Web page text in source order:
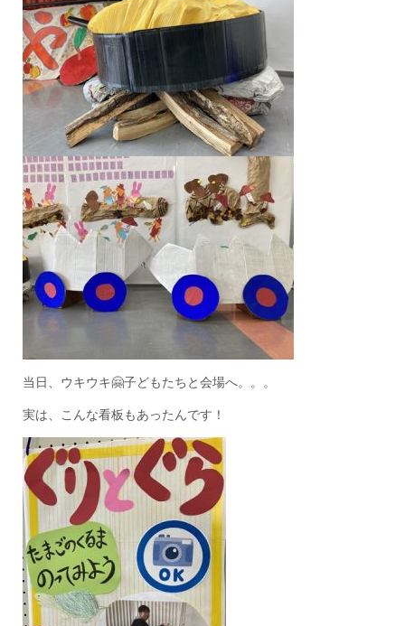
当日、ウキウキ🤗子どもたちと会場へ。。。
実は、こんな看板もあったんです！